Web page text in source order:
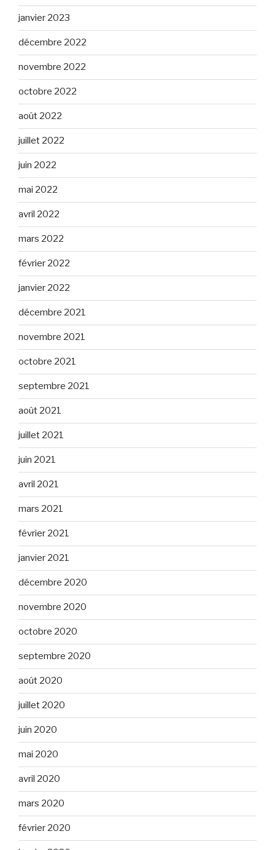
janvier 2023
décembre 2022
novembre 2022
octobre 2022
août 2022
juillet 2022
juin 2022
mai 2022
avril 2022
mars 2022
février 2022
janvier 2022
décembre 2021
novembre 2021
octobre 2021
septembre 2021
août 2021
juillet 2021
juin 2021
avril 2021
mars 2021
février 2021
janvier 2021
décembre 2020
novembre 2020
octobre 2020
septembre 2020
août 2020
juillet 2020
juin 2020
mai 2020
avril 2020
mars 2020
février 2020